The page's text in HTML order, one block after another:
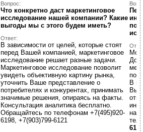
Вопрос:
Что конкретно даст маркетинговое
исследование нашей компании? Какие
выгоды мы c этого будем иметь?
Ответ:
В зависимости от целей, которые стоят
перед Вашей компанией, маркетинговое
исследование решает разные задачи.
Маркетинговое исследование позволит
увидеть объективную картину рынка,
уточнить Ваше представление о
потребителях и конкурентах, принимать
значимые решения, опираясь на факты.
Консультация аналитика бесплатно.
Обращайтесь по телефонам +7(495)920-
6198, +7(903)799-6121
Ответ:
В
Вы
6121